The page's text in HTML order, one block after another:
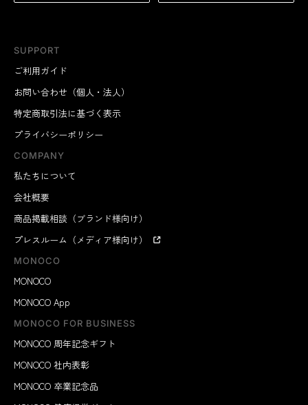
SUPPORT
ご利用ガイド
お問い合わせ（個人・法人）
特定商取引法に基づく表示
プライバシーポリシー
COMPANY
私たちについて
会社概要
商品掲載相談（ブランド様向け）
プレスルーム（メディア様向け）
MONOCO
MONOCO
MONOCO App
MONOCO FOR BUSINESS
MONOCO 周年記念ギフト
MONOCO 社内表彰
MONOCO 卒業記念品